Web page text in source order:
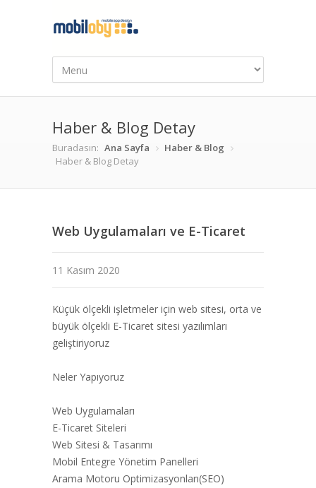
Haber & Blog Detay
Buradasın: Ana Sayfa
Haber & Blog
Haber & Blog Detay
Web Uygulamaları ve E-Ticaret
11 Kasım 2020
Küçük ölçekli işletmeler için web sitesi, orta ve
büyük ölçekli E-Ticaret sitesi yazılımları
geliştiriyoruz
Neler Yapıyoruz
Web Uygulamaları
E-Ticaret Siteleri
Web Sitesi & Tasarımı
Mobil Entegre Yönetim Panelleri
Arama Motoru Optimizasyonları(SEO)